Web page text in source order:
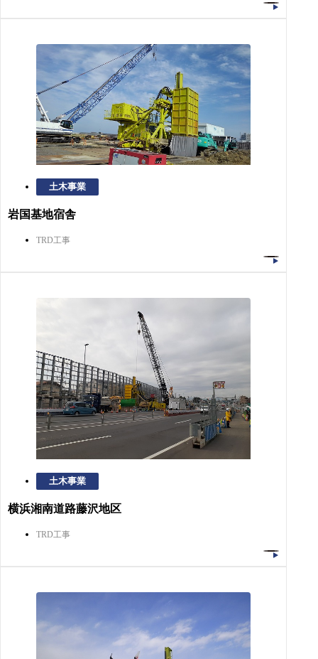
土木事業
岩国基地宿舎
TRD工事
土木事業
横浜湘南道路藤沢地区
TRD工事